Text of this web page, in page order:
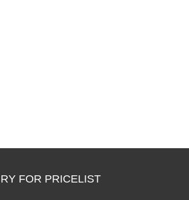
FOR PRICELIST